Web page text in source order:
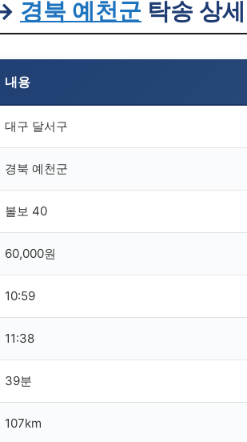
경북 예천군 탁송 상
내용
대구 달서구
경북 예천군
볼보 40
60,000원
10:59
11:38
39분
107km